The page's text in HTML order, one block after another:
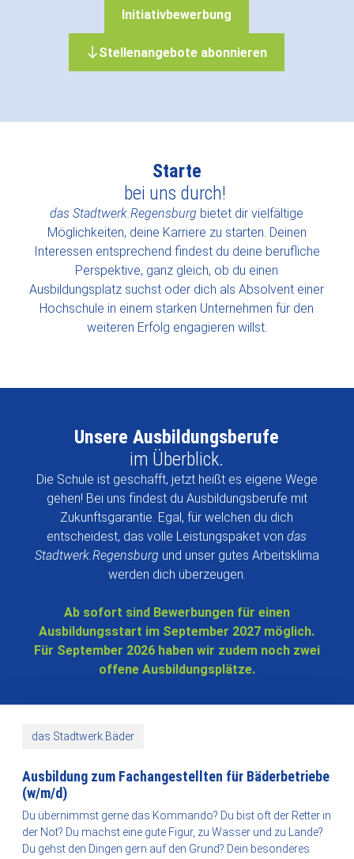
Initiativbewerbung
Stellenangebote abonnieren
Ja, ich möchte über neue Stellenangebote informiert werden. Zu
diesem Zweck stimme ich der Verarbeitung meiner Daten für
Abschicken
Starte
bei uns durch!
das Stadtwerk.Regensburg bietet dir vielfältige
Möglichkeiten, deine Karriere zu starten. Deinen
Interessen entsprechend findest du deine berufliche
Perspektive, ganz gleich, ob du einen
Ausbildungsplatz suchst oder dich als Absolvent einer
Hochschule in einem starken Unternehmen für den
weiteren Erfolg engagieren willst.
Unsere Ausbildungsberufe
im Überblick.
Die Schule ist geschafft, jetzt heißt es eigene Wege
gehen! Bei uns findest du Ausbildungsberufe mit
Zukunftsgarantie. Egal, für welchen du dich
entscheidest, das volle Leistungspaket vondas
Stadtwerk.Regensburg und unser gutes Arbeitsklima
werden dich überzeugen.
Ab sofort sind Bewerbungen für einen
Ausbildungsstart im September 2027 möglich.
Für September 2026 haben wir zudem noch zwei
offene Ausbildungsplätze.
das Stadtwerk.Bäder
Ausbildung zum Fachangestellten für Bäderbetriebe
(w/m/d)
Du übernimmst gerne das Kommando? Du bist oft der Retter in
der Not? Du machst eine gute Figur, zu Wasser und zu Lande?
Du gehst den Dingen gern auf den Grund? Dein besonderes